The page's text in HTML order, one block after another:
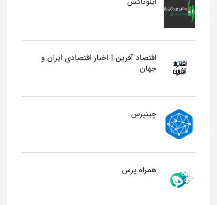
اقتصاد آفرین | اخبار اقتصادی ایران و
جهان
چینپرس
همراه پرس